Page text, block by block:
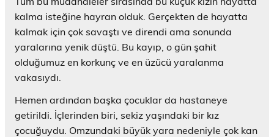
kalma isteğine hayran olduk. Gerçekten de hayatta
kalmak için çok savaştı ve direndi ama sonunda
yaralarına yenik düştü. Bu kayıp, o gün şahit
olduğumuz en korkunç ve en üzücü yaralanma
vakasıydı.
Hemen ardından başka çocuklar da hastaneye
getirildi. İçlerinden biri, sekiz yaşındaki bir kız
çocuğuydu. Omzundaki büyük yara nedeniyle çok kan